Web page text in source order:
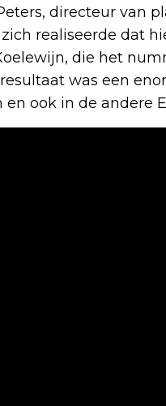
directeur van
realiseerde dat
die het
resultaat was een
ook in de andere